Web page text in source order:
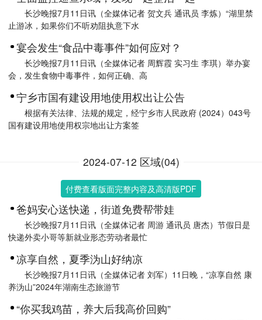
长沙晚报7月11日讯（全媒体记者 贺文兵 通讯员 李炼）“湖里禁
止游冰，如果你们不听劝阻执意下水
宴会发生“食品中毒事件”如何应对？
长沙晚报7月11日讯（全媒体记者 周辉霞 实习生 李琪）举办宴
会，发生食物中毒事件，如何正确、高
宁乡市国有建设用地使用权出让公告
根据有关法律、法规的规定，经宁乡市人民政府 (2024）043号
国有建设用地使用权宗地出让方案签
2024-07-12 区域(04)
付费查看版面完整内容及高清版PDF
爸妈安心送快递，街道免费帮带娃
长沙晚报7月11日讯（全媒体记者 周游 通讯员 唐杰）节假日是
快递外卖小哥等新就业形态劳动者最忙
凉享自然，夏季沩山好纳凉
长沙晚报7月11日讯（全媒体记者 刘军）11日晚，“凉享自然 康
养沩山”2024年湖南生态旅游节
“你买我鸡苗，养大后我高价回购”